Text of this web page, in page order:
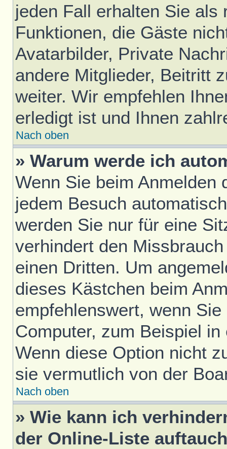
jeden Fall erhalten Sie
Funktionen, die Gäste
Avatarbilder, Private
andere Mitglieder, Beitritt
weiter. Wir empfehlen
erledigt ist und Ihnen
Nach oben
» Warum werde ich
Wenn Sie beim Anmelden
jedem Besuch
werden Sie nur für eine
verhindert den
einen Dritten. Um
dieses Kästchen beim
empfehlenswert, wenn
Computer, zum Beispiel
Wenn diese Option nicht
sie vermutlich von der
Nach oben
» Wie kann ich
der Online-Liste